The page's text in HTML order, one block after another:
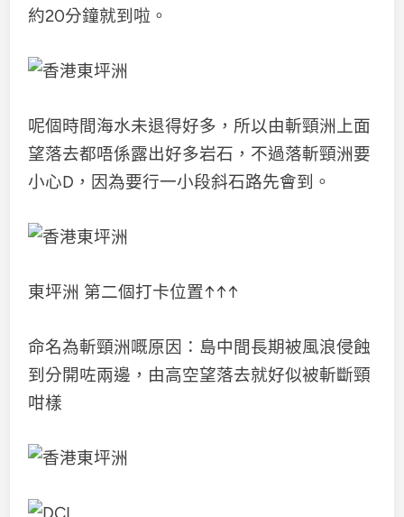
約20分鐘就到啦。
呢個時間海水未退得好多，所以由斬頸洲上面
望落去都唔係露出好多岩石，不過落斬頸洲要
小心D，因為要行一小段斜石路先會到。
東坪洲 第二個打卡位置↑↑↑
命名為斬頸洲嘅原因：島中間長期被風浪侵蝕
到分開咗兩邊，由高空望落去就好似被斬斷頸
咁樣